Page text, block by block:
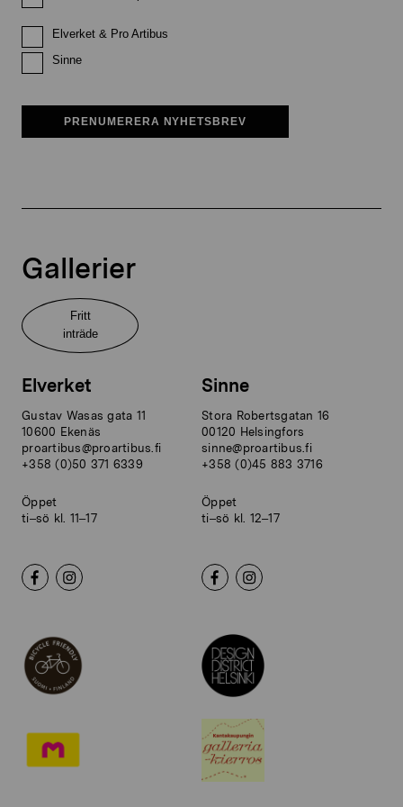
Elverket & Pro Artibus
Sinne
PRENUMERERA NYHETSBREV
Gallerier
Fritt
inträde
Elverket
Gustav Wasas gata 11
10600 Ekenäs
proartibus@proartibus.fi
+358 (0)50 371 6339
Öppet
ti–sö kl. 11–17
Sinne
Stora Robertsgatan 16
00120 Helsingfors
sinne@proartibus.fi
+358 (0)45 883 3716
Öppet
ti–sö kl. 12–17